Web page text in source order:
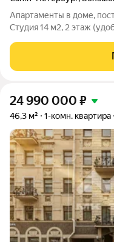
Апартаменты в доме,
Студия 14 м2, 2 этаж
собственности на землю,
соседство только с 1ой
24 990 000 ₽
46,3 м² 1-комн. квартира